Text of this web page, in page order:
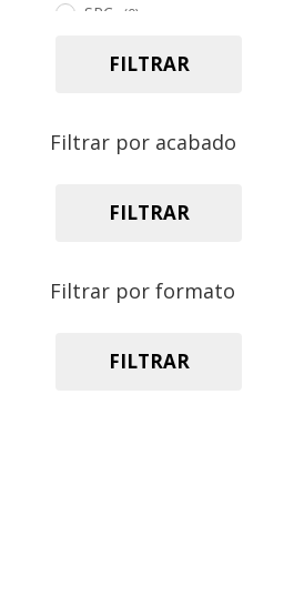
SPC (0)
Accesorios (0)
FILTRAR
Filtrar por acabado
FILTRAR
Filtrar por formato
FILTRAR